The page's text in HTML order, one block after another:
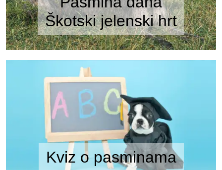
Škotski jelenski hrt
Kviz o pasminama